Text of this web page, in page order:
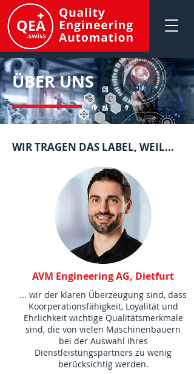
ÜBER UNS
WIR TRAGEN DAS LABEL, WEIL...
AVM Engineering AG, Dietfurt
... wir der klaren Überzeugung sind, dass
Koorperationsfähigkeit, Loyalität und
Ehrlichkeit wichtige Qualitätsmerkmale
sind, die von vielen Maschinenbauern
bei der Auswahl ihres
Dienstleistungspartners zu wenig
berücksichtig werden.